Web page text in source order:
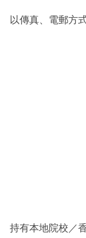
以傳真、電郵方
持有本地院校／